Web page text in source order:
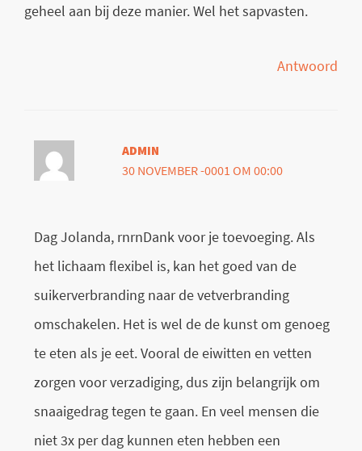
geheel aan bij deze manier. Wel het sapvasten.
Antwoord
ADMIN
30 NOVEMBER -0001 OM 00:00
Dag Jolanda, rnrnDank voor je toevoeging. Als
het lichaam flexibel is, kan het goed van de
suikerverbranding naar de vetverbranding
omschakelen. Het is wel de de kunst om genoeg
te eten als je eet. Vooral de eiwitten en vetten
zorgen voor verzadiging, dus zijn belangrijk om
snaaigedrag tegen te gaan. En veel mensen die
niet 3x per dag kunnen eten hebben een